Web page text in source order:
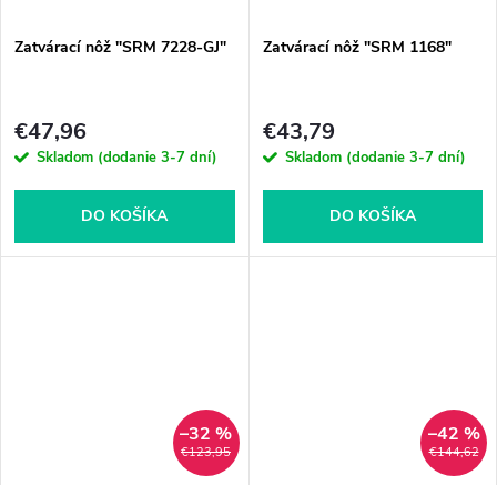
Zatvárací nôž "SRM 7228-GJ"
€47,96
Skladom (dodanie 3-7 dní)
DO KOŠÍKA
Zatvárací nôž "SRM 1168"
€43,79
Skladom (dodanie 3-7 dní)
DO KOŠÍKA
€123,95
–32 %
€144,62
–42 %